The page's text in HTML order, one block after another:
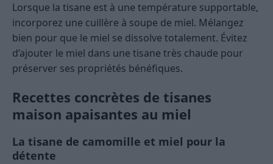
Lorsque la tisane est à une température supportable,
incorporez une cuillère à soupe de miel. Mélangez
bien pour que le miel se dissolve totalement. Évitez
d’ajouter le miel dans une tisane très chaude pour
préserver ses propriétés bénéfiques.
Recettes concrètes de tisanes
maison apaisantes au miel
La tisane de camomille et miel pour la
détente